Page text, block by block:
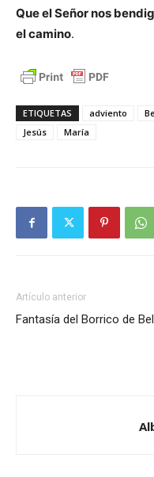
Que el Señor nos
el camino.
ETIQUETAS adviento
Jesús
María
Artículo anterior
Fantasía del Borrico de